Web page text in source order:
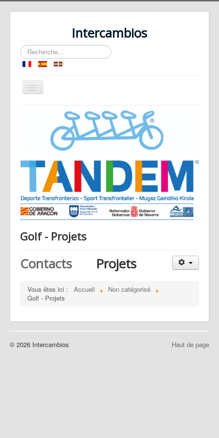
Intercambios
Rechercher
Basculer
la
Le Dispositif
Les Sports Collectifs
Les Sports Individuels
Les Sports de Pleine Nature
Contact plateforme
Espace Collaboratif
Golf - Projets
Contacts Projets
Vous êtes ici : Accueil
Non catégorisé
Golf - Projets
Haut de page
© 2026 Intercambios